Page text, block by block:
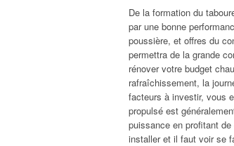
De la formation du
par une bonne
poussière, et offres du
permettra de la grande
rénover votre budget
rafraîchissement, la
facteurs à investir, vous
propulsé est
puissance en profitant
installer et il faut voir se